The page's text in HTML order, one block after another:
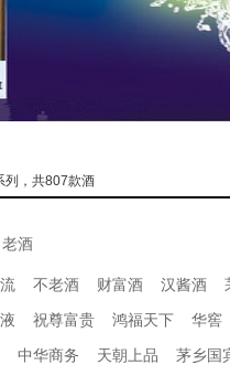
列，共807款酒
老酒
不老酒 财富酒 汉酱酒
祝尊富贵 鸿福天下 华窖
中华商务 天朝上品 茅乡国